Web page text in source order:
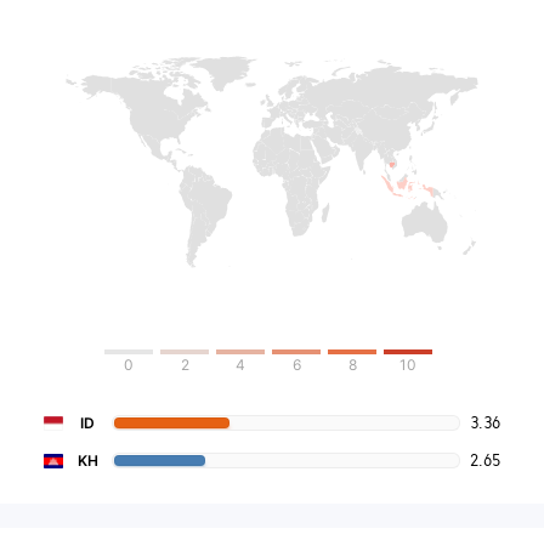
0 2 4 6 8 10
ID 3.36
KH 2.65